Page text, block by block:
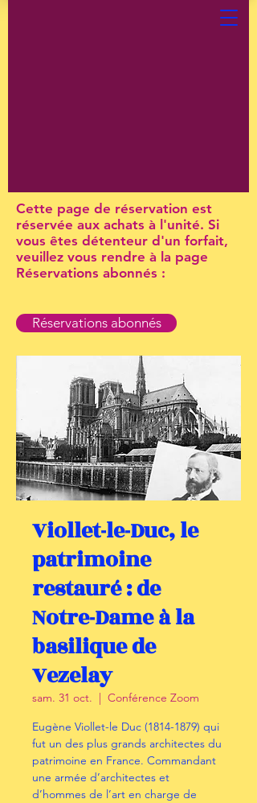
Cette page de réservation est
réservée aux achats à l'unité. Si
vous êtes détenteur d'un forfait,
veuillez vous rendre à la page
Réservations abonnés :
Réservations abonnés
Viollet-le-Duc, le
patrimoine
restauré : de
Notre-Dame à la
basilique de
Vezelay
sam. 31 oct.
  |
Conférence Zoom
Eugène Viollet-le Duc (1814-1879) qui
fut un des plus grands architectes du
patrimoine en France. Commandant
une armée d’architectes et
d’hommes de l’art en charge de